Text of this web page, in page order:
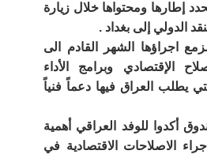
إطارها ومحتواها خلال زيارة
الدولي إلى بغداد .
اجراؤها الشهر القادم الى
الإقتصادي وبرامج الأداء
يطلب العراق فيها دعماً فنياً
أكدوا للوفد العراقي أهمية
الاصلاحات الاقتصادية في